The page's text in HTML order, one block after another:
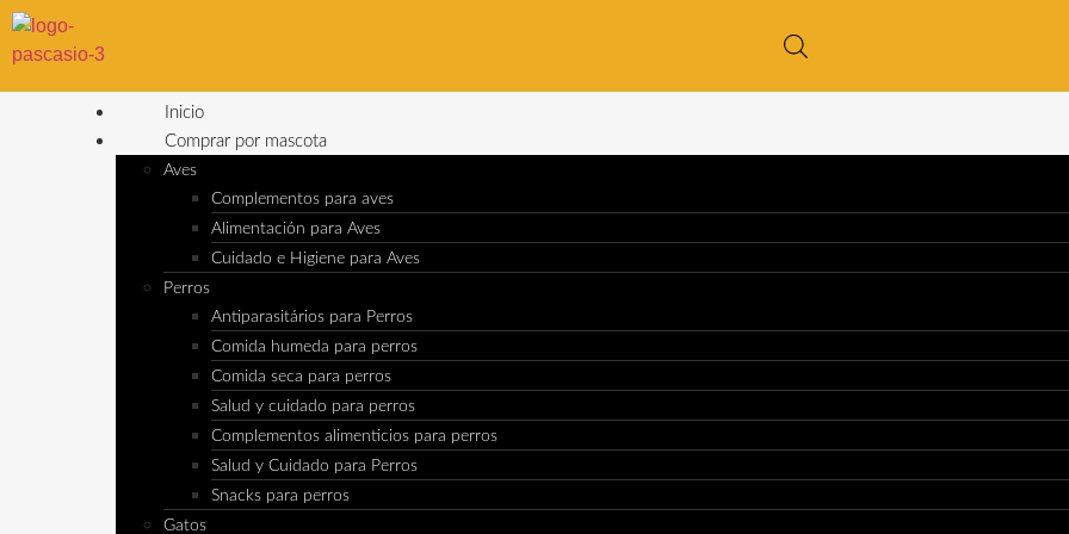
Inicio
Comprar por mascota
Aves
Complementos para aves
Alimentación para Aves
Cuidado e Higiene para Aves
Perros
Antiparasitários para Perros
Comida humeda para perros
Comida seca para perros
Salud y cuidado para perros
Complementos alimenticios para perros
Salud y Cuidado para Perros
Snacks para perros
Gatos